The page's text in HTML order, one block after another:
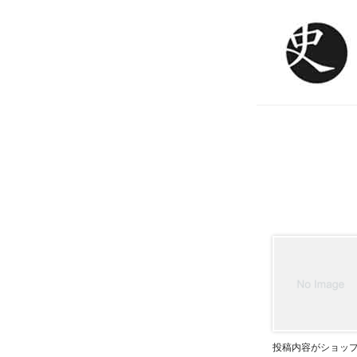
投稿内容がショッ